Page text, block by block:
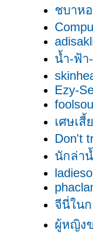
ชบาห
น้ำ-ฟ้า
Ezy-
เศษเสี้
Don't
นักล่า
จีนี่ใน
ผู้หญิง